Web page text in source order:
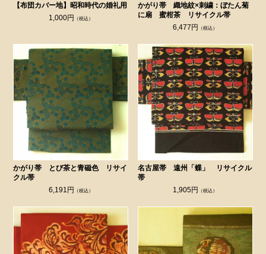
【布団カバー地】昭和時代の婚礼用
1,000円
（税込）
かがり帯 織地紋×刺繍：ぼたん菊
に扇 蜜柑茶 リサイクル帯
6,477円
（税込）
かがり帯 とび茶と青磁色 リサイ
クル帯
6,191円
（税込）
名古屋帯 遠州「蝶」 リサイクル
帯
1,905円
（税込）